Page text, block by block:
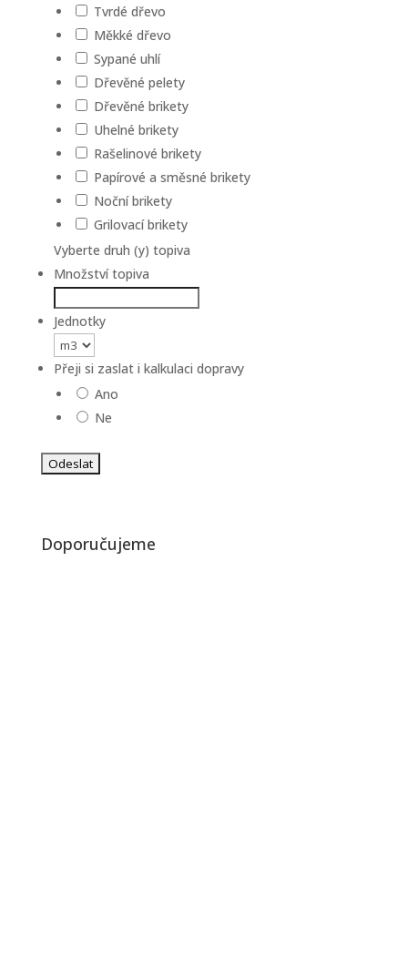
Tvrdé dřevo
Měkké dřevo
Sypané uhlí
Dřevěné pelety
Dřevěné brikety
Uhelné brikety
Rašelinové brikety
Papírové a směsné brikety
Noční brikety
Grilovací brikety
Vyberte druh (y) topiva
Množství topiva
Jednotky
Přeji si zaslat i kalkulaci dopravy
Ano
Ne
Doporučujeme